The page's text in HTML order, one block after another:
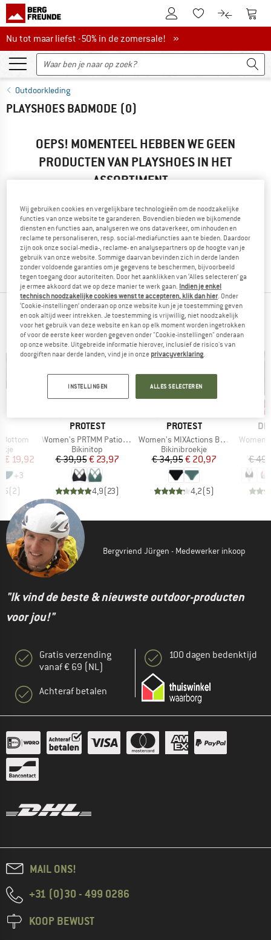
De klantenaccount
Naar deNaar de
Nu tot maar liefst -50% in de zomersale!
Nu tot maar liefst -50% in de zomersale! »
Outdoorkleding
PLAYSHOES BADMODE (0)
OEPS! MOMENTEEL HEBBEN WE GEEN
PRODUCTEN VAN PLAYSHOES IN HET
ASSORTIMENT...
vinden, kun je een van de volgende mogelijkheden
gebruiken:
» Ga terug naar de vorige paginaen probeer het met minder
filterwaarden.
ONZE BESTSELLERS VOOR JOU
Bottom
prijs
€ 19,92
+3
(2)
MERK
PROTEST
Artikel
Women's PRTMM Patio Triangle
Productgroep
Bikinitop
Prijs
€ 39,95Verlaagde prijs
€ 23,97
4,9(23)
MERK
PROTEST
Artikel
Women's MIXActions Bikini Bottom
Productgroep
Bikinibroekje
Prijs
€ 34,95Verlaagde prijs
€ 20,97
4,2(5)
Artikel
€
-
Bergvriend Jürgen - Medewerker inkoop
"Ik vind de beste & nieuwste outdoor-producten
voor jou!"
Gratis verzending
vanaf € 69 (NL)
Achteraf betalen
100 dagen bedenktijd
MAIL ONS!
+31 (0)30 - 499 0286
KOOP BEWUST
Wij gebruiken cookies en vergelijkbare technologieën om de noodzakelijke
functies van onze website te garanderen. Bovendien bieden we bijkomende
diensten en functies aan, analyseren we ons dataverkeer, om inhouden en
reclame te personaliseren, resp. social-mediafuncties aan te bieden. Daardoor
zijn ook onze social-media-, reclame- en analysepartners op de hoogte van je
gebruik van onze website. Sommige daarvan bevinden zich in derde landen
zonder voldoende garanties om je gegevens te beschermen, bijvoorbeeld
tegen toegang door autoriteiten. Door het aanklikken van ‘Alles selecteren’ ga
je ermee akkoord dat we op deze manier te werk gaan. Indien je enkel
technisch noodzakelijke cookies wenst te accepteren, klik dan hier. Onder
‘Cookie-instellingen’ onderaan op onze website kun je je toestemming geven
en ook altijd weer intrekken. Je toestemming is vrijwillig, niet noodzakelijk
voor het gebruik van deze website en kan op elk moment worden ingetrokken
of voor de eerste keer worden gegeven onder "Cookie-instellingen" onderaan
op onze website. Uitgebreide informatie hierover, inclusief de risico's van
doorgiften naar derde landen, vind je in onze privacyverklaring.
INSTELLINGEN ALLES SELECTEREN